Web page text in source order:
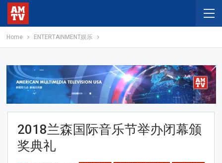
Home ENTERTAINMENT娱乐
2018兰森国际音乐节举办闭幕颁
奖典礼